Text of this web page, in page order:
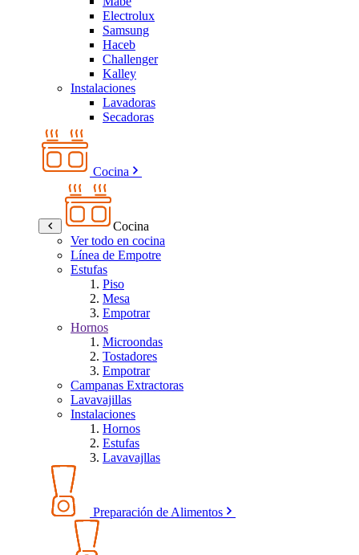
Electrolux
Samsung
Haceb
Challenger
Kalley
Instalaciones
Lavadoras
Secadoras
Cocina
Cocina
Ver todo en cocina
Línea de Empotre
Estufas
Piso
Mesa
Empotrar
Hornos
Microondas
Tostadores
Empotrar
Campanas Extractoras
Lavavajillas
Instalaciones
Hornos
Estufas
Lavavajllas
Preparación de Alimentos